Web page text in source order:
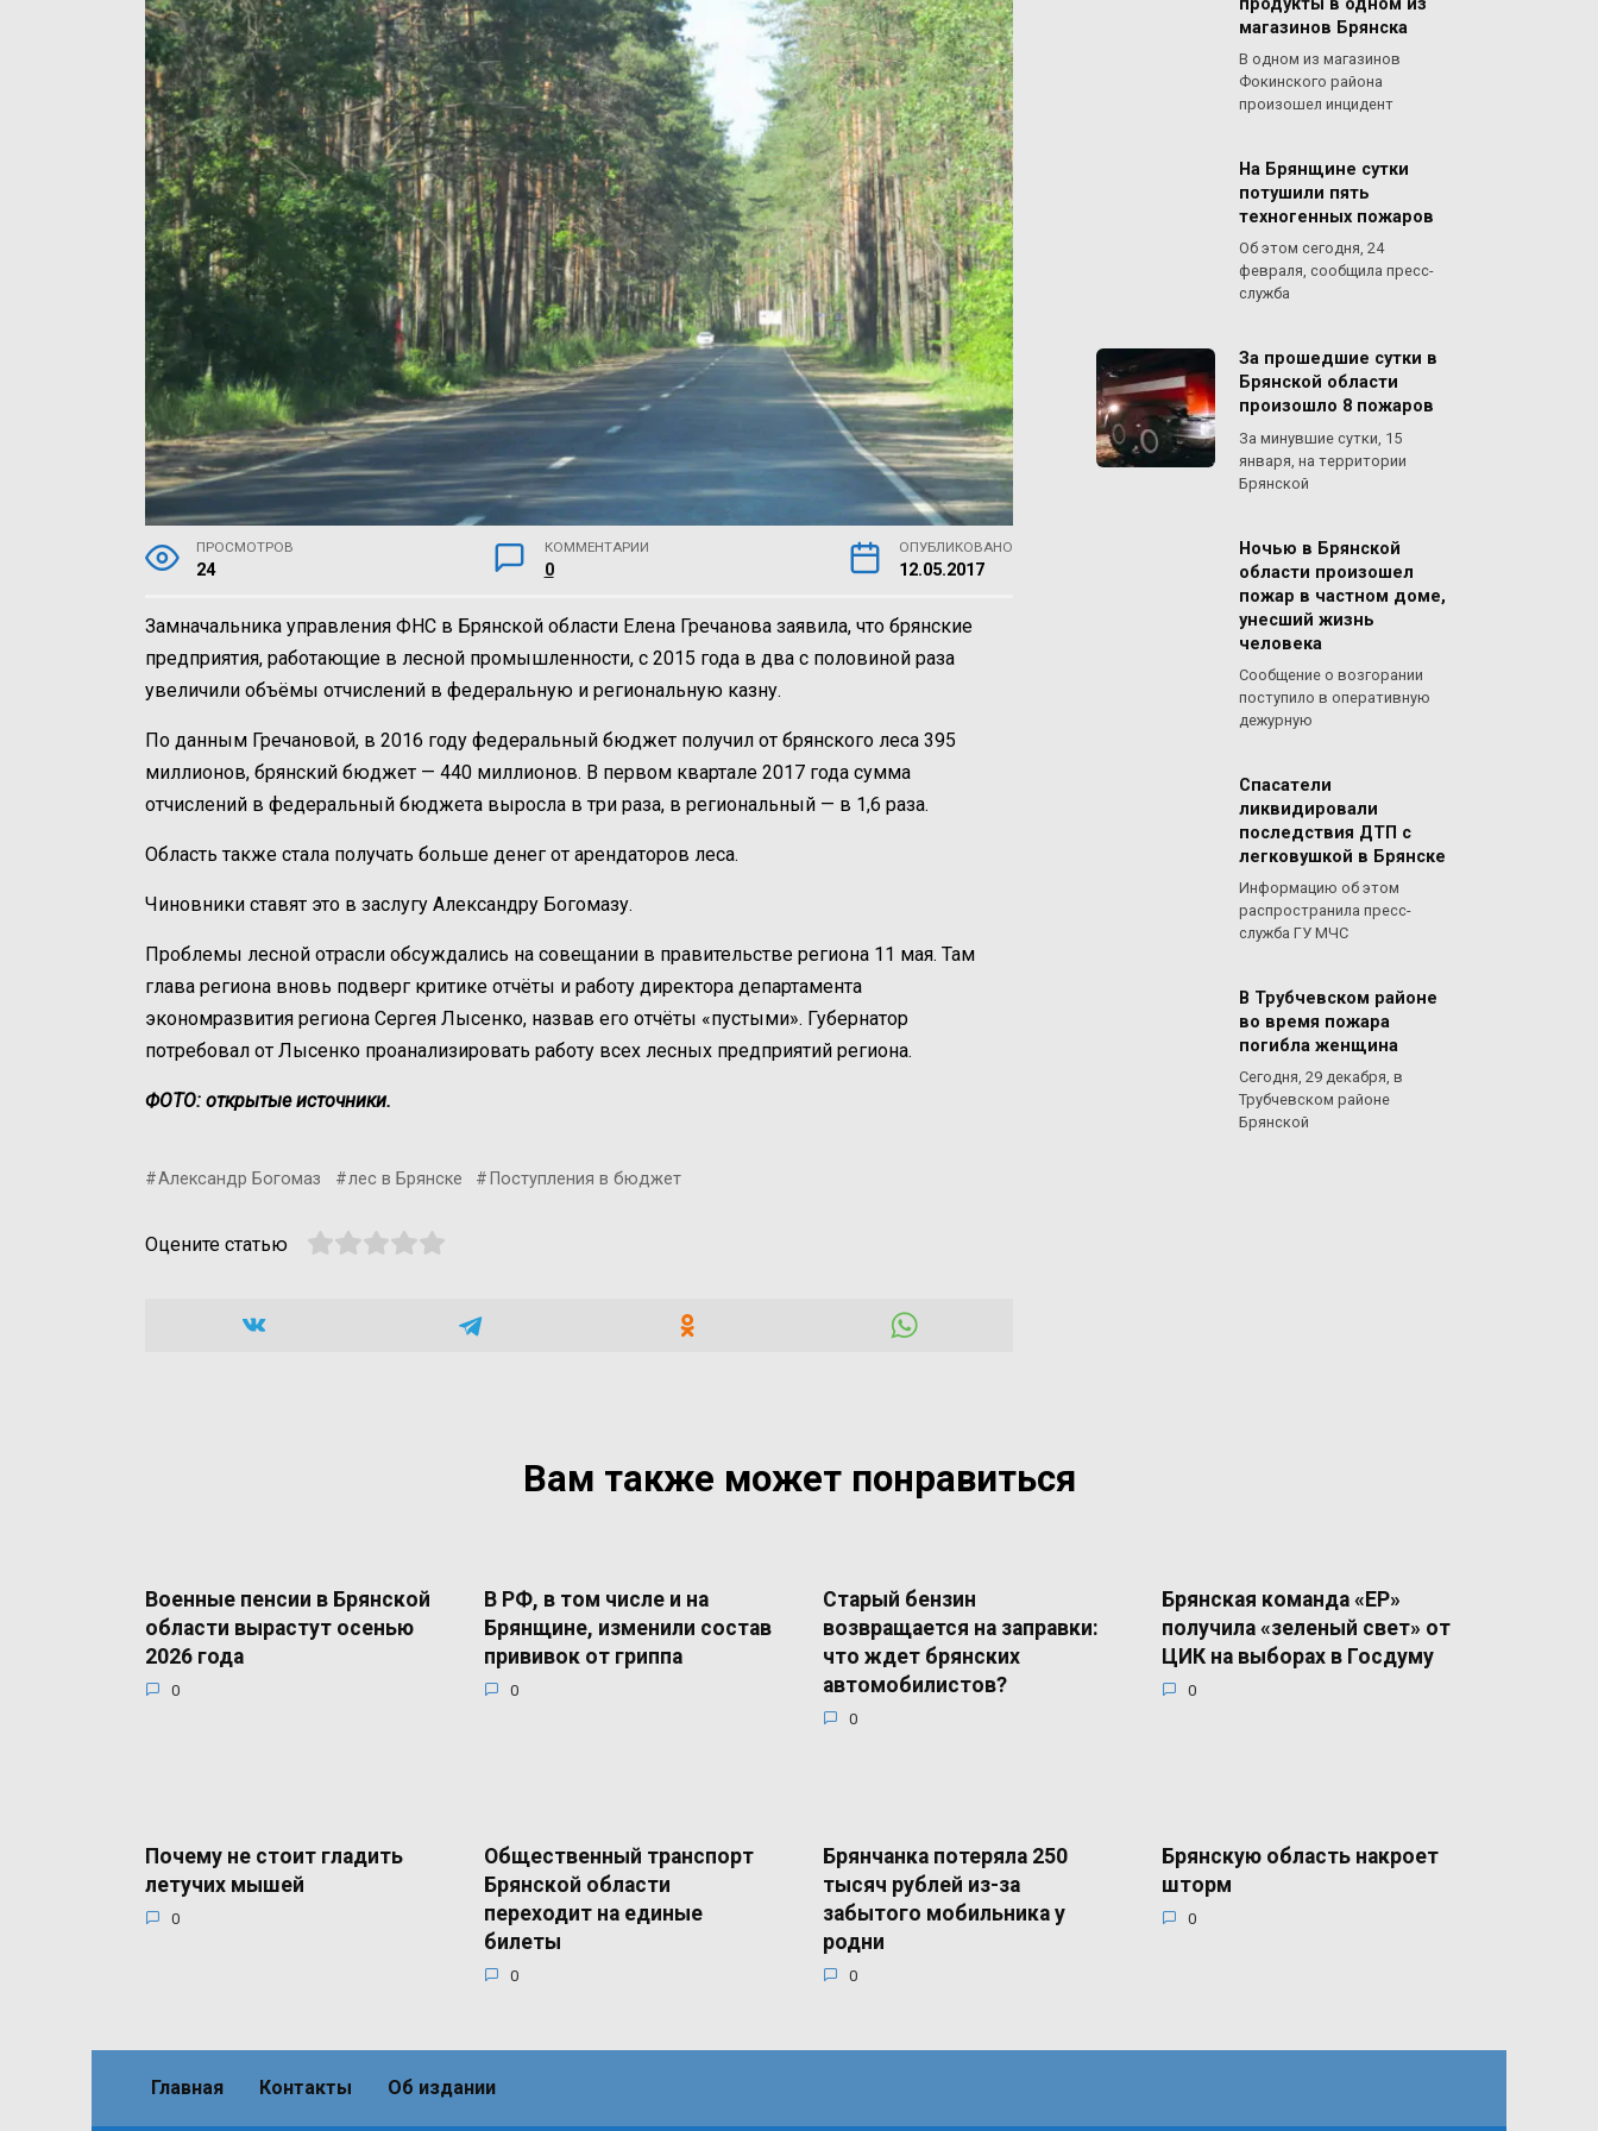
ПРОСМОТРОВ
24
КОММЕНТАРИИ
0
ОПУБЛИКОВАНО
12.05.2017
Замначальника управления ФНС в Брянской области Елена Гречанова заявила, что брянские
предприятия, работающие в лесной промышленности, с 2015 года в два с половиной раза
увеличили объёмы отчислений в федеральную и региональную казну.
По данным Гречановой, в 2016 году федеральный бюджет получил от брянского леса 395
миллионов, брянский бюджет — 440 миллионов. В первом квартале 2017 года сумма
отчислений в федеральный бюджета выросла в три раза, в региональный — в 1,6 раза.
Область также стала получать больше денег от арендаторов леса.
Чиновники ставят это в заслугу Александру Богомазу.
Проблемы лесной отрасли обсуждались на совещании в правительстве региона 11 мая. Там
глава региона вновь подверг критике отчёты и работу директора департамента
экономразвития региона Сергея Лысенко, назвав его отчёты «пустыми». Губернатор
потребовал от Лысенко проанализировать работу всех лесных предприятий региона.
ФОТО: открытые источники.
Александр Богомаз лес в Брянске Поступления в бюджет
Оцените статью
продукты в одном из
магазинов Брянска
В одном из магазинов
Фокинского района
произошел инцидент
На Брянщине сутки
потушили пять
техногенных пожаров
Об этом сегодня, 24
февраля, сообщила пресс-
служба
За прошедшие сутки в
Брянской области
произошло 8 пожаров
За минувшие сутки, 15
января, на территории
Брянской
Ночью в Брянской
области произошел
пожар в частном доме,
унесший жизнь
человека
Сообщение о возгорании
поступило в оперативную
дежурную
Спасатели
ликвидировали
последствия ДТП с
легковушкой в Брянске
Информацию об этом
распространила пресс-
служба ГУ МЧС
В Трубчевском районе
во время пожара
погибла женщина
Сегодня, 29 декабря, в
Трубчевском районе
Брянской
Вам также может понравиться
Военные пенсии в Брянской
области вырастут осенью
2026 года
0
В РФ, в том числе и на
Брянщине, изменили состав
прививок от гриппа
0
Старый бензин
возвращается на заправки:
что ждет брянских
автомобилистов?
0
Брянская команда «ЕР»
получила «зеленый свет» от
ЦИК на выборах в Госдуму
0
Почему не стоит гладить
летучих мышей
0
Общественный транспорт
Брянской области
переходит на единые
билеты
0
Брянчанка потеряла 250
тысяч рублей из-за
забытого мобильника у
родни
0
Брянскую область накроет
шторм
0
Главная Контакты Об издании